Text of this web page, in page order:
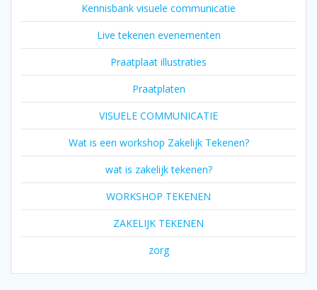
Kennisbank visuele communicatie
Live tekenen evenementen
Praatplaat illustraties
Praatplaten
VISUELE COMMUNICATIE
Wat is een workshop Zakelijk Tekenen?
wat is zakelijk tekenen?
WORKSHOP TEKENEN
ZAKELIJK TEKENEN
zorg